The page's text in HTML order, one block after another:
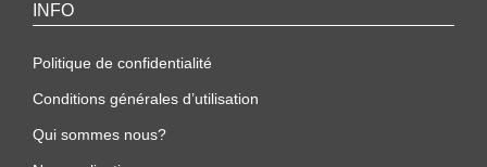
INFO
Politique de confidentialité
Conditions générales d’utilisation
Qui sommes nous?